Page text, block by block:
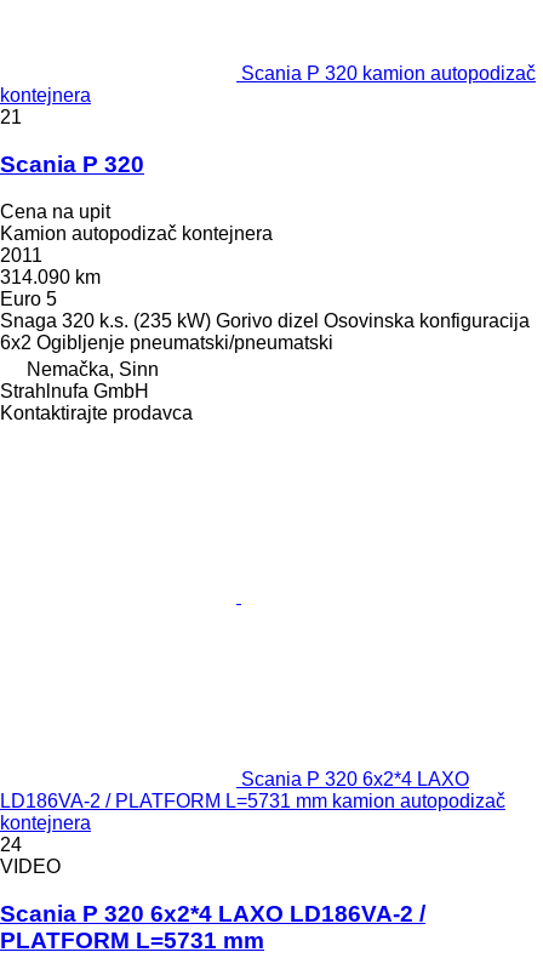
Scania P 320 kamion autopodizač
kontejnera
21
Scania P 320
Cena na upit
Kamion autopodizač kontejnera
2011
314.090 km
Euro 5
Snaga 320 k.s. (235 kW) Gorivo dizel Osovinska konfiguracija
6x2 Ogibljenje pneumatski/pneumatski
Nemačka, Sinn
Strahlnufa GmbH
Kontaktirajte prodavca
Scania P 320 6x2*4 LAXO
LD186VA-2 / PLATFORM L=5731 mm kamion autopodizač
kontejnera
24
VIDEO
Scania P 320 6x2*4 LAXO LD186VA-2 /
PLATFORM L=5731 mm